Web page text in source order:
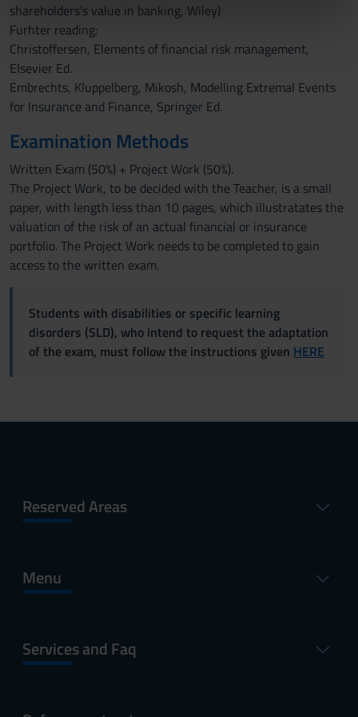
nostri partner che si occupano di analisi dei dati web,
pubblicità e social media, i quali potrebbero combinarle
con altre informazioni che hai fornito loro o che hanno
raccolto dal tuo utilizzo dei loro servizi.
shareholders's value in banking, Wiley)
Furhter reading:
Christoffersen, Elements of financial risk management,
Elsevier Ed.
Embrechts, Kluppelberg, Mikosh, Modelling Extremal Events
for Insurance and Finance, Springer Ed.
Examination Methods
Written Exam (50%) + Project Work (50%).
The Project Work, to be decided with the Teacher, is a small
paper, with length less than 10 pages, which illustratates the
valuation of the risk of an actual financial or insurance
portfolio. The Project Work needs to be completed to gain
access to the written exam.
Students with disabilities or specific learning
disorders (SLD), who intend to request the adaptation
of the exam, must follow the instructions given HERE
Reserved Areas
Menu
Services and Faq